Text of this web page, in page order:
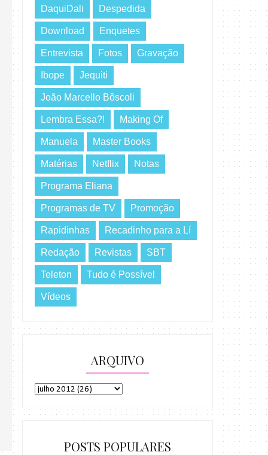
DaquiDali Despedida
Download Enquetes
Entrevista Fotos Gravação
Ibope Jequiti
João Marcello Bôscoli
Lembra Essa?! Making Of
Manuela Master Books
Matérias Netflix Notas
Programa Eliana
Programas de TV Promoção
Rapidinhas Recadinho para a Lí
Redação Revistas SBT
Teleton Tudo é Possível
Vídeos
ARQUIVO
POSTS POPULARES